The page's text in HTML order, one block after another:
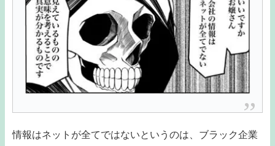
情報はネットが全てではないというのは、ブラック企業